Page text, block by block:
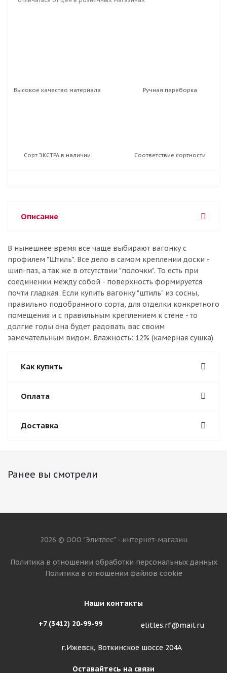
Высокое качество материала Ручная переборка
Сорт ЭКСТРА в наличии Соответствие сортности
Описание
В нынешнее время все чаще выбирают вагонку с
профилем "Штиль". Все дело в самом креплении доски -
шип-паз, а так же в отсутствии "полочки". То есть при
соединении между собой - поверхность формируется
почти гладкая. Если купить вагонку "штиль" из сосны,
правильно подобранного сорта, для отделки конкретного
помещения и с правильным креплением к стене - то
долгие годы она будет радовать вас своим
замечательным видом. Влажность: 12% (камерная сушка)
Как купить
Оплата
Доставка
Ранее вы смотрели
2026 © ООО "Элитлес" - интернет-магазин
Политика в отношении обработки персональных данных
Политика в отношении файлов cookie
Наши контакты
+7 (3412) 20-99-99 elitles.rf@mail.ru
г.Ижевск, Воткинское шоссе 204А
Оставайтесь на связи